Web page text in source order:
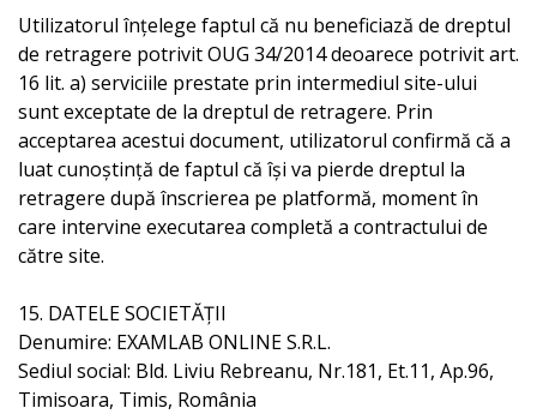
Utilizatorul înțelege faptul că nu beneficiază de dreptul
de retragere potrivit OUG 34/2014 deoarece potrivit art.
16 lit. a) serviciile prestate prin intermediul site-ului
sunt exceptate de la dreptul de retragere. Prin
acceptarea acestui document, utilizatorul confirmă că a
luat cunoştinţă de faptul că îşi va pierde dreptul la
retragere după înscrierea pe platformă, moment în
care intervine executarea completă a contractului de
către site.
15. DATELE SOCIETĂȚII
Denumire: EXAMLAB ONLINE S.R.L.
Sediul social: Bld. Liviu Rebreanu, Nr.181, Et.11, Ap.96,
Timisoara, Timis, România